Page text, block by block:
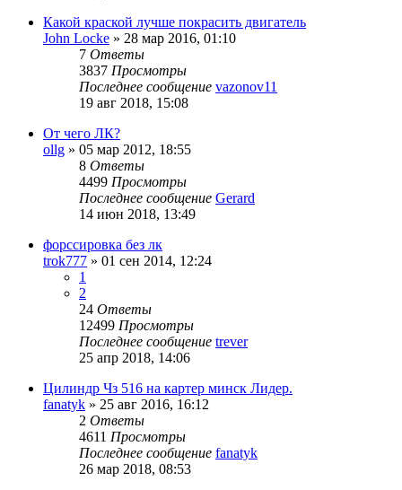
Какой краской лучше покрасить двигатель
John Locke » 28 мар 2016, 01:10
7 Ответы
3837 Просмотры
Последнее сообщение vazonov11
19 авг 2018, 15:08
От чего ЛК?
ollg » 05 мар 2012, 18:55
8 Ответы
4499 Просмотры
Последнее сообщение Gerard
14 июн 2018, 13:49
форссировка без лк
trok777 » 01 сен 2014, 12:24
1
2
24 Ответы
12499 Просмотры
Последнее сообщение trever
25 апр 2018, 14:06
Цилиндр Чз 516 на картер минск Лидер.
fanatyk » 25 авг 2016, 16:12
2 Ответы
4611 Просмотры
Последнее сообщение fanatyk
26 мар 2018, 08:53